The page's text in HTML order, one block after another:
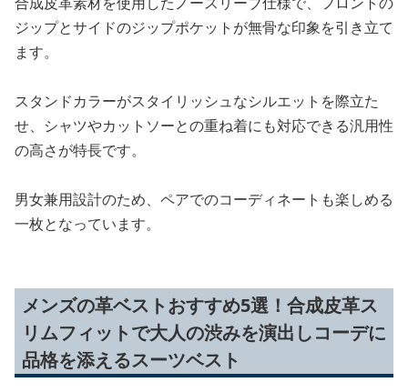
ジップとサイドのジップポケットが無骨な印象を引き立て
ます。
スタンドカラーがスタイリッシュなシルエットを際立た
せ、シャツやカットソーとの重ね着にも対応できる汎用性
の高さが特長です。
男女兼用設計のため、ペアでのコーディネートも楽しめる
一枚となっています。
メンズの革ベストおすすめ5選！合成皮革ス
リムフィットで大人の渋みを演出しコーデに
品格を添えるスーツベスト